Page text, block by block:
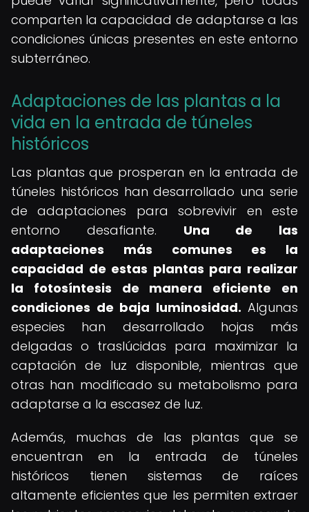
comparten la capacidad de adaptarse a las
condiciones únicas presentes en este entorno
subterráneo.
Adaptaciones de las plantas a la
vida en la entrada de túneles
históricos
Las plantas que prosperan en la entrada de
túneles históricos han desarrollado una serie
de adaptaciones para sobrevivir en este
entorno desafiante. Una de las
adaptaciones más comunes es la
capacidad de estas plantas para realizar
la fotosíntesis de manera eficiente en
condiciones de baja luminosidad. Algunas
especies han desarrollado hojas más
delgadas o traslúcidas para maximizar la
captación de luz disponible, mientras que
otras han modificado su metabolismo para
adaptarse a la escasez de luz.
Además, muchas de las plantas que se
encuentran en la entrada de túneles
históricos tienen sistemas de raíces
altamente eficientes que les permiten extraer